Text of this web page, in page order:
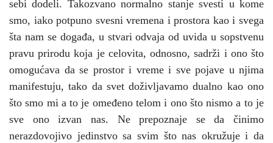
sebi dodeli. Takozvano normalno stanje svesti u kome
smo, iako potpuno svesni vremena i prostora kao i svega
šta nam se događa, u stvari odvaja od uvida u sopstvenu
pravu prirodu koja je celovita, odnosno, sadrži i ono što
omogućava da se prostor i vreme i sve pojave u njima
manifestuju, tako da svet doživljavamo dualno kao ono
što smo mi a to je omeđeno telom i ono što nismo a to je
sve ono izvan nas. Ne prepoznaje se da činimo
nerazdovojivo jedinstvo sa svim što nas okružuje i da